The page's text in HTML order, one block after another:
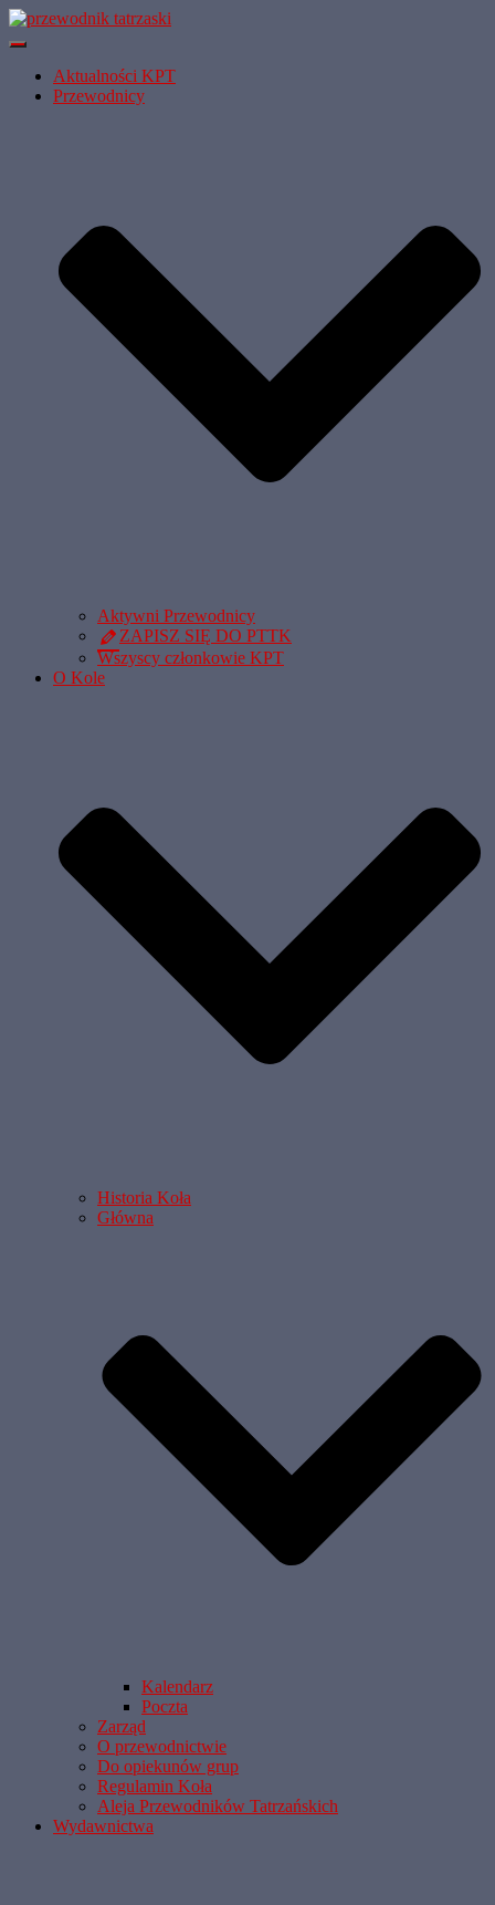
Przełącz
NawigacjęAktualności KPT
Przewodnicy
Aktywni Przewodnicy
ZAPISZ SIĘ DO PTTK
Wszyscy członkowie KPT
O Kole
Historia Koła
Główna
Kalendarz
Poczta
Zarząd
O przewodnictwie
Do opiekunów grup
Regulamin Koła
Aleja Przewodników Tatrzańskich
Wydawnictwa